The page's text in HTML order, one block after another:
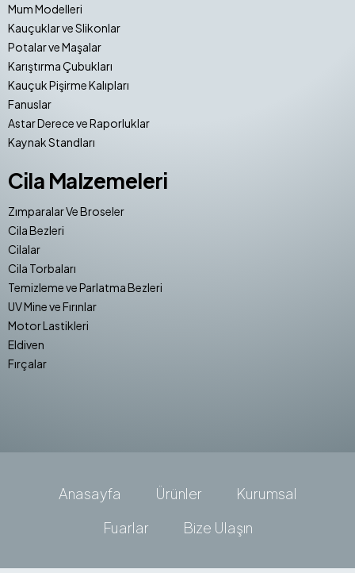
Mum Modelleri
Kauçuklar ve Slikonlar
Potalar ve Maşalar
Karıştırma Çubukları
Kauçuk Pişirme Kalıpları
Fanuslar
Astar Derece ve Raporluklar
Kaynak Standları
Cila Malzemeleri
Zımparalar Ve Broseler
Cila Bezleri
Cilalar
Cila Torbaları
Temizleme ve Parlatma Bezleri
UV Mine ve Fırınlar
Motor Lastikleri
Eldiven
Fırçalar
Anasayfa Ürünler
Kurumsal
Fuarlar
Bize Ulaşın